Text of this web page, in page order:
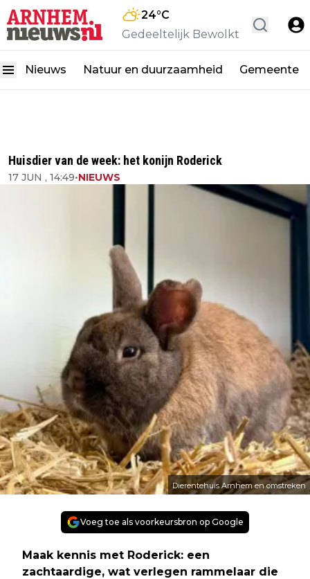
24°C
Gedeeltelijk Bewolkt
Nieuws Natuur en duurzaamheid Gemeente
Huisdier van de week: het konijn Roderick
17 JUN , 14:49•NIEUWS
Dierentehuis Arnhem en omstreken
Voeg toe als voorkeursbron op Google
Maak kennis met Roderick: een
zachtaardige, wat verlegen rammelaar die